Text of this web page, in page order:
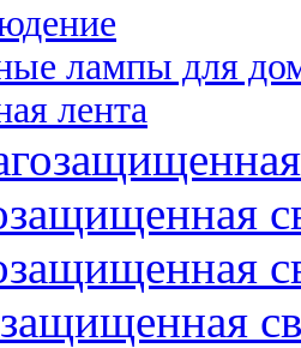
лампы для
лента